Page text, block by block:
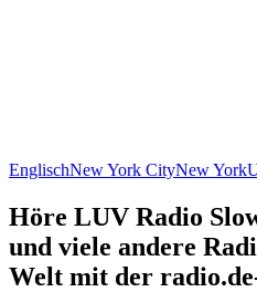
EnglischNew York CityNew York
Höre LUV Radio
und viele andere
Welt mit der